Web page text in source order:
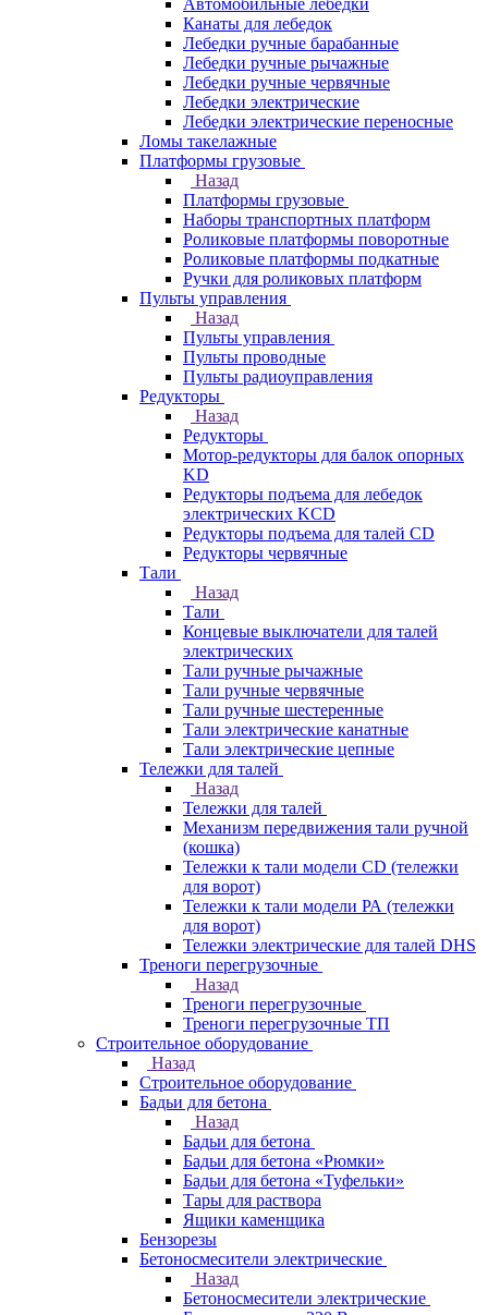
Автомобильные лебедки
Канаты для лебедок
Лебедки ручные барабанные
Лебедки ручные рычажные
Лебедки ручные червячные
Лебедки электрические
Лебедки электрические переносные
Ломы такелажные
Платформы грузовые
Назад
Платформы грузовые
Наборы транспортных платформ
Роликовые платформы поворотные
Роликовые платформы подкатные
Ручки для роликовых платформ
Пульты управления
Назад
Пульты управления
Пульты проводные
Пульты радиоуправления
Редукторы
Назад
Редукторы
Мотор-редукторы для балок опорных
KD
Редукторы подъема для лебедок
электрических KCD
Редукторы подъема для талей CD
Редукторы червячные
Тали
Назад
Тали
Концевые выключатели для талей
электрических
Тали ручные рычажные
Тали ручные червячные
Тали ручные шестеренные
Тали электрические канатные
Тали электрические цепные
Тележки для талей
Назад
Тележки для талей
Механизм передвижения тали ручной
(кошка)
Тележки к тали модели CD (тележки
для ворот)
Тележки к тали модели РА (тележки
для ворот)
Тележки электрические для талей DHS
Треноги перегрузочные
Назад
Треноги перегрузочные
Треноги перегрузочные ТП
Строительное оборудование
Назад
Строительное оборудование
Бадьи для бетона
Назад
Бадьи для бетона
Бадьи для бетона «Рюмки»
Бадьи для бетона «Туфельки»
Тары для раствора
Ящики каменщика
Бензорезы
Бетоносмесители электрические
Назад
Бетоносмесители электрические